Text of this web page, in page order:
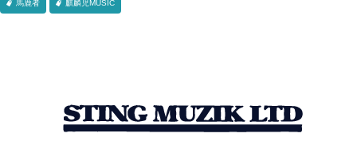
馬鹿者 麒麟児MUSIC